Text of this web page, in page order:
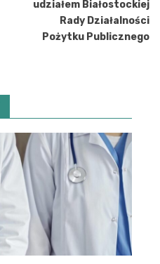
udziałem Białostockiej
Rady Działalności
Pożytku Publicznego